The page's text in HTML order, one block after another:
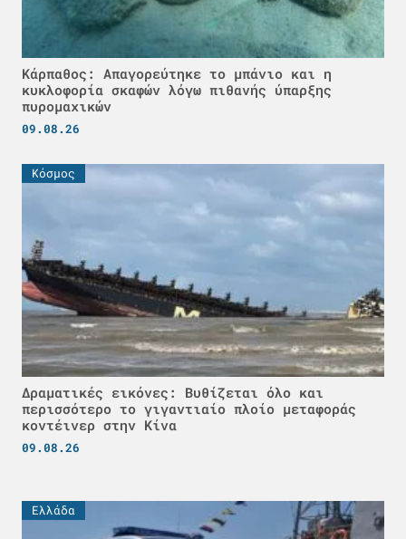
Κάρπαθος: Απαγορεύτηκε το μπάνιο και η
κυκλοφορία σκαφών λόγω πιθανής ύπαρξης
πυρομαχικών
09.08.26
Κόσμος
Δραματικές εικόνες: Βυθίζεται όλο και
περισσότερο το γιγαντιαίο πλοίο μεταφοράς
κοντέινερ στην Κίνα
09.08.26
Ελλάδα